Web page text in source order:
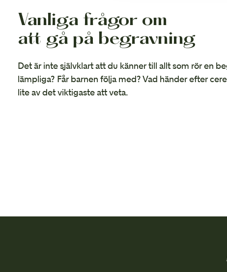
Vanliga frågor om
att gå på begravning
Det är inte självklart att du känner till allt som rör en
lämpliga? Får barnen följa med? Vad händer efter
lite av det viktigaste att veta.